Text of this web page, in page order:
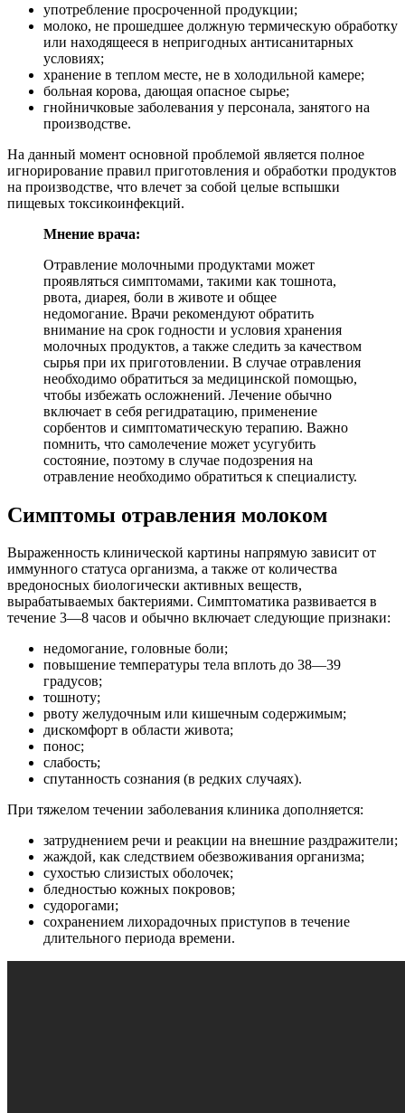
употребление просроченной продукции;
молоко, не прошедшее должную термическую обработку
или находящееся в непригодных антисанитарных
условиях;
хранение в теплом месте, не в холодильной камере;
больная корова, дающая опасное сырье;
гнойничковые заболевания у персонала, занятого на
производстве.
На данный момент основной проблемой является полное
игнорирование правил приготовления и обработки продуктов
на производстве, что влечет за собой целые вспышки
пищевых токсикоинфекций.
Мнение врача:
Отравление молочными продуктами может
проявляться симптомами, такими как тошнота,
рвота, диарея, боли в животе и общее
недомогание. Врачи рекомендуют обратить
внимание на срок годности и условия хранения
молочных продуктов, а также следить за качеством
сырья при их приготовлении. В случае отравления
необходимо обратиться за медицинской помощью,
чтобы избежать осложнений. Лечение обычно
включает в себя регидратацию, применение
сорбентов и симптоматическую терапию. Важно
помнить, что самолечение может усугубить
состояние, поэтому в случае подозрения на
отравление необходимо обратиться к специалисту.
Симптомы отравления молоком
Выраженность клинической картины напрямую зависит от
иммунного статуса организма, а также от количества
вредоносных биологически активных веществ,
вырабатываемых бактериями. Симптоматика развивается в
течение 3—8 часов и обычно включает следующие признаки:
недомогание, головные боли;
повышение температуры тела вплоть до 38—39
градусов;
тошноту;
рвоту желудочным или кишечным содержимым;
дискомфорт в области живота;
понос;
слабость;
спутанность сознания (в редких случаях).
При тяжелом течении заболевания клиника дополняется:
затруднением речи и реакции на внешние раздражители;
жаждой, как следствием обезвоживания организма;
сухостью слизистых оболочек;
бледностью кожных покровов;
судорогами;
сохранением лихорадочных приступов в течение
длительного периода времени.